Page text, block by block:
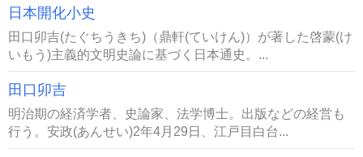
日本開化小史
田口卯吉(たぐちうきち)（鼎軒(ていけん)）が著した啓蒙(け
いもう)主義的文明史論に基づく日本通史。...
田口卯吉
明治期の経済学者、史論家、法学博士。出版などの経営も
行う。安政(あんせい)2年4月29日、江戸目白台...